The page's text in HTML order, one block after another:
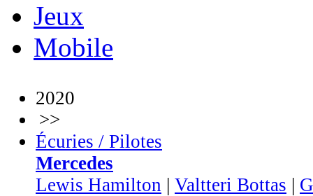
Jeux
Mobile
2020
>>
Écuries / Pilotes
Mercedes
Lewis Hamilton | Valtteri Bottas |